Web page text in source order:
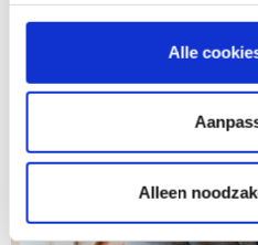
Alle
Alleen